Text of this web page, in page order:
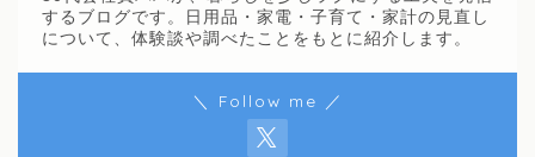
するブログです。日用品・家電・子育て・家計の見直し
について、体験談や調べたことをもとに紹介します。
＼ Follow me ／